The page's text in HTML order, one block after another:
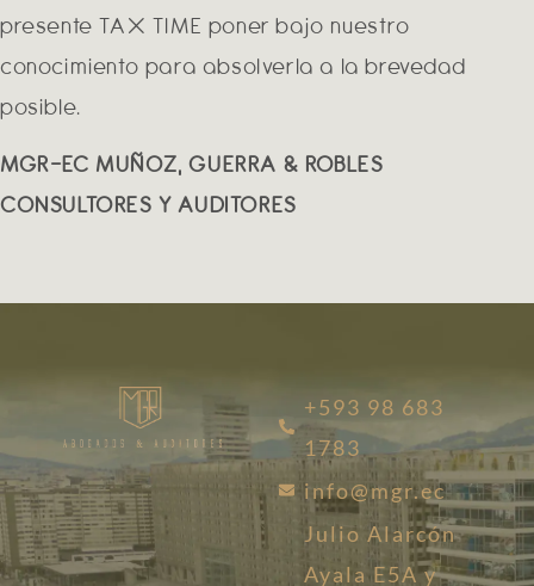
presente TAX TIME poner bajo nuestro
conocimiento para absolverla a la brevedad
posible.
MGR-EC MUÑOZ, GUERRA & ROBLES
CONSULTORES Y AUDITORES
+593 98 683
1783
info@mgr.ec
Julio Alarcón
Ayala E5A y